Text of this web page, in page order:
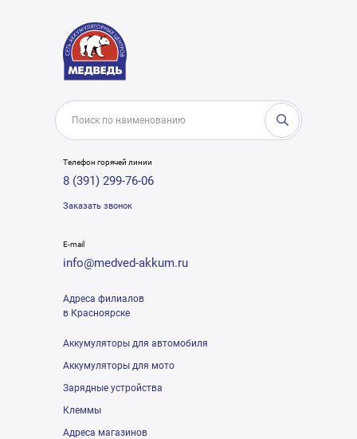
Телефон горячей линии
8 (391) 299-76-06
Заказать звонок
E-mail
info@medved-akkum.ru
Адреса филиалов
в Красноярске
Аккумуляторы для автомобиля
Аккумуляторы для мото
Зарядные устройства
Клеммы
Адреса магазинов